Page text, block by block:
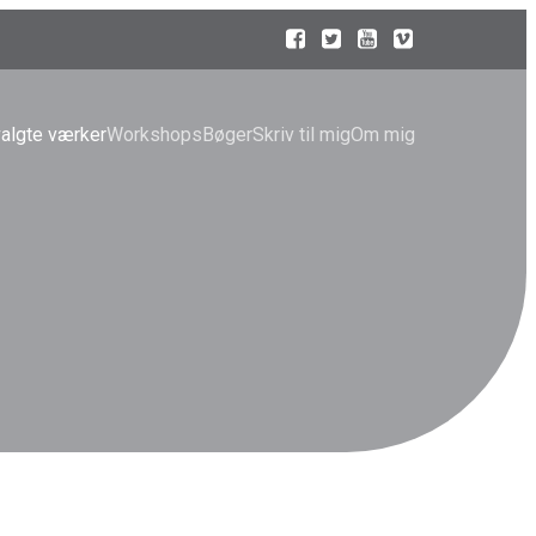
værkerWorkshopsBøgerSkriv til migOm mig